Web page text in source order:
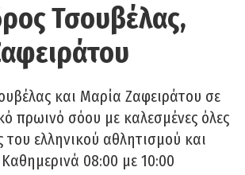
Τσουβέλας,
και Μαρία Ζαφειράτου σε
πρωινό σόου με καλεσμένες όλες
του ελληνικού αθλητισμού και
08:00 με 10:00